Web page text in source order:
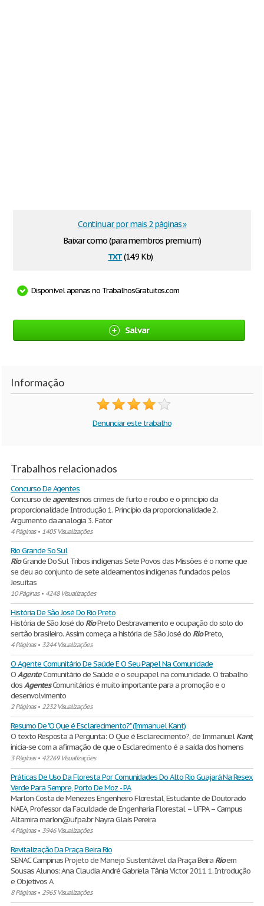
Baixar como (para membros premium)
txt(14.9 Kb)
Continuar por mais 2 páginas »
Disponível apenas no TrabalhosGratuitos.com
Salvar
Informação
Denunciar este trabalho
Trabalhos relacionados
Concurso De Agentes
Concurso deagentesnos crimes de furto e roubo e o princípio da
proporcionalidade Introdução 1. Princípio da proporcionalidade 2.
Argumento da analogia 3. Fator
4 Páginas• 1405 Visualizações
Rio Grande So Sul
RioGrande Do Sul Tribos indígenas Sete Povos das Missões é o nome que
se deu ao conjunto de sete aldeamentos indígenas fundados pelos
Jesuítas
10 Páginas• 4248 Visualizações
História De São José Do Rio Preto
História de São José do RioPreto Desbravamento e ocupação do solo do
sertão brasileiro. Assim começa a história de São José do RioPreto,
4 Páginas• 3244 Visualizações
O Agente Comunitário De Saúde E O Seu Papel Na Comunidade
OAgenteComunitário de Saúde e o seu papel na comunidade. O trabalho
dosAgentesComunitários é muito importante para a promoção e o
desenvolvimento
2 Páginas• 2232 Visualizações
Resumo De "O Que é Esclarecimento?" (Immanuel Kant)
O texto Resposta à Pergunta: O Que é Esclarecimento?, de ImmanuelKant,
inicia-se com a afirmação de que o Esclarecimento é a saída dos homens
3 Páginas• 42269 Visualizações
Práticas De Uso Da Floresta Por Comunidades Do Alto Rio Guajará Na Resex
Verde Para Sempre, Porto De Moz - PA
Marlon Costa de Menezes Engenheiro Florestal, Estudante de Doutorado
NAEA, Professor da Faculdade de Engenharia Florestal – UFPA – Campus
Altamira marlon@ufpa.br Nayra Glaís Pereira
4 Páginas• 3946 Visualizações
Revitalização Da Praça Beira Rio
SENAC Campinas Projeto de Manejo Sustentável da Praça Beira Rioem
Sousas Alunos: Ana Claudia André Gabriela Tânia Victor 2011 1. Introdução
e Objetivos A
8 Páginas• 2965 Visualizações